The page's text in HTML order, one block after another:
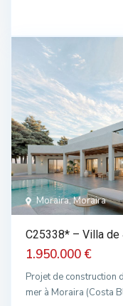
Moraira, Moraira
C25338* – Villa de
1.950.000 €
Projet de construction
mer à Moraira (Costa